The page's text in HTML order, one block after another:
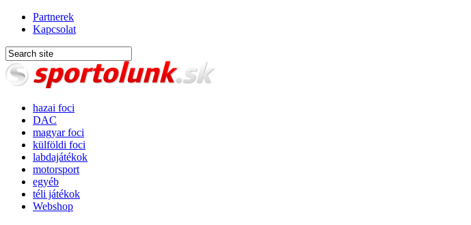
Partnerek
Kapcsolat
hazai foci
DAC
magyar foci
külföldi foci
labdajátékok
motorsport
egyéb
téli játékok
Webshop